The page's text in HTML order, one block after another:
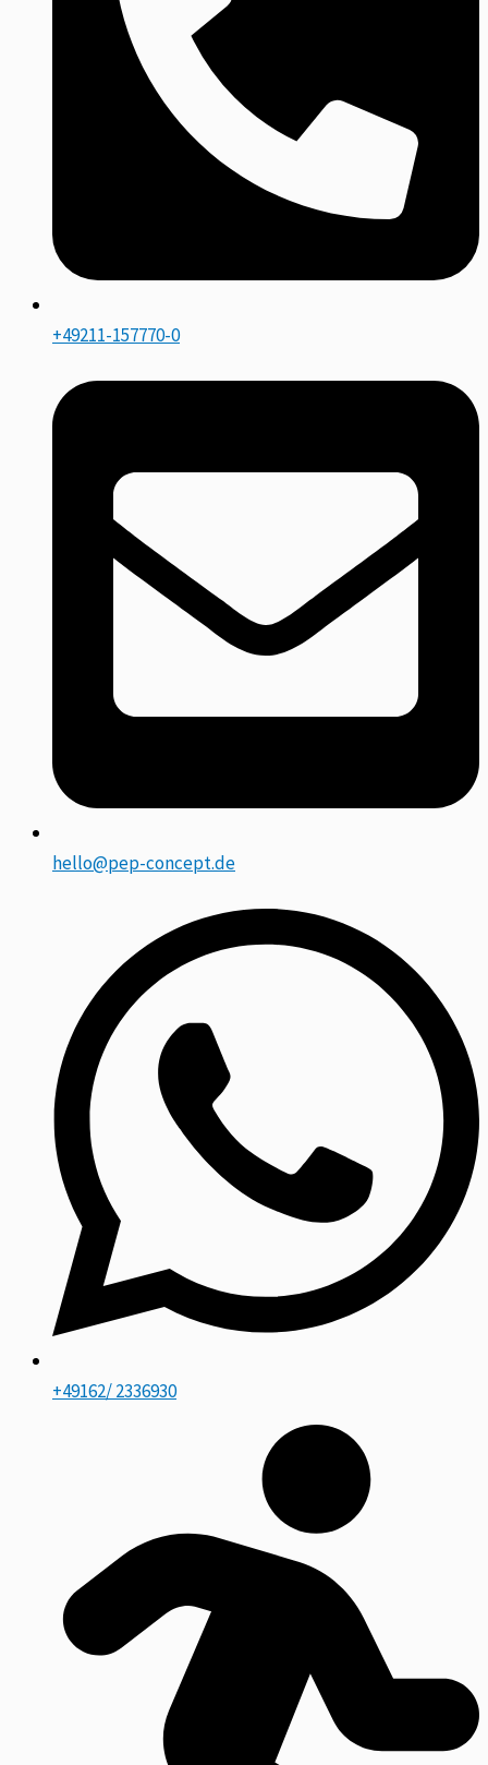
+49211-157770-0
hello@pep-concept.de
+49162/ 2336930